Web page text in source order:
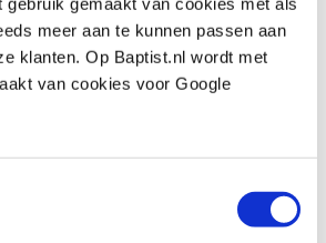
meer aan te kunnen passen aan
klanten. Op Baptist.nl wordt met
van cookies voor Google
excl. btw
Vergelijken
120 mm voor 40 x 4